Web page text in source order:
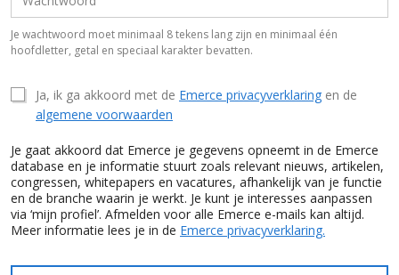
Je wachtwoord moet minimaal 8 tekens lang zijn en minimaal één
hoofdletter, getal en speciaal karakter bevatten.
Ja, ik ga akkoord met de Emerce privacyverklaring en de
algemene voorwaarden
Je gaat akkoord dat Emerce je gegevens opneemt in de Emerce
database en je informatie stuurt zoals relevant nieuws, artikelen,
congressen, whitepapers en vacatures, afhankelijk van je functie
en de branche waarin je werkt. Je kunt je interesses aanpassen
via ‘mijn profiel’. Afmelden voor alle Emerce e-mails kan altijd.
Meer informatie lees je in de Emerce privacyverklaring.